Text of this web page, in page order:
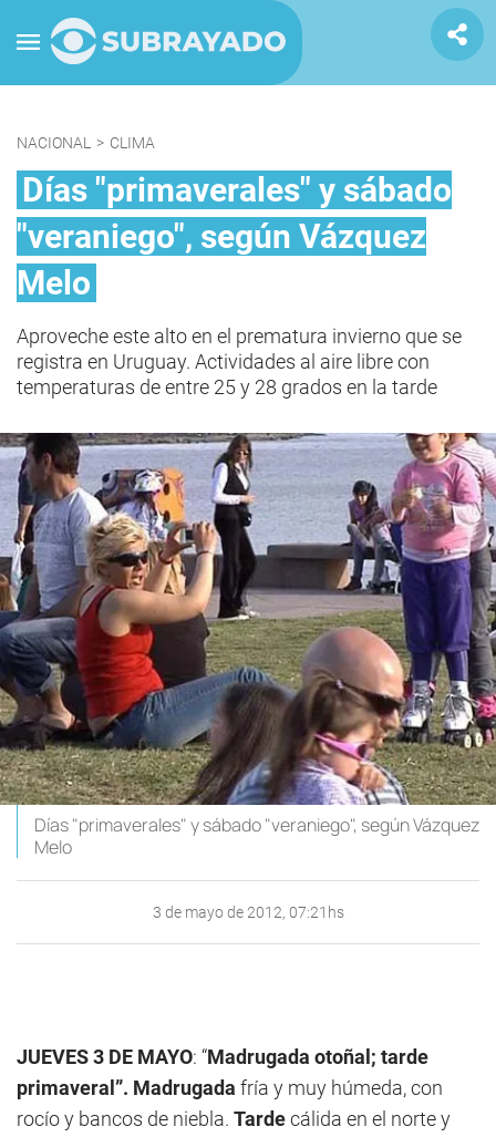
NACIONAL > CLIMA
Días "primaverales" y sábado
"veraniego", según Vázquez
Melo
Aproveche este alto en el prematura invierno que se
registra en Uruguay. Actividades al aire libre con
temperaturas de entre 25 y 28 grados en la tarde
Días "primaverales" y sábado "veraniego", según Vázquez
Melo
3 de mayo de 2012, 07:21hs
JUEVES 3 DE MAYO: “Madrugada otoñal; tarde
primaveral”. Madrugada fría y muy húmeda, con
rocío y bancos de niebla. Tardecálida en el norte y